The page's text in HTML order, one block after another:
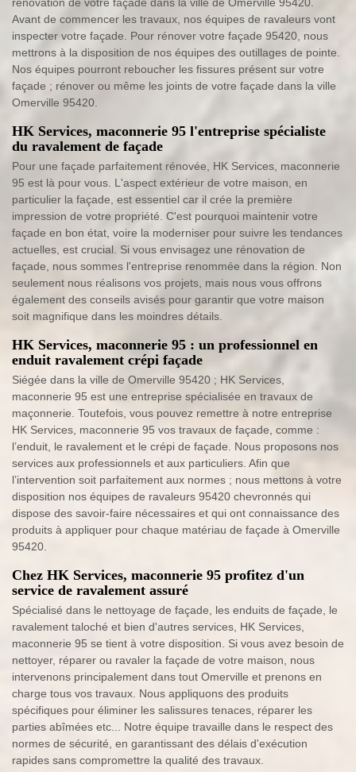
rénovation de votre façade dans la ville de Omerville 95420.
Avant de commencer les travaux, nos équipes de ravaleurs vont
inspecter votre façade. Pour rénover votre façade 95420, nous
mettrons à la disposition de nos équipes des outillages de pointe.
Nos équipes pourront reboucher les fissures présent sur votre
façade ; rénover ou même les joints de votre façade dans la ville
Omerville 95420.
HK Services, maconnerie 95 l'entreprise spécialiste
du ravalement de façade
Pour une façade parfaitement rénovée, HK Services, maconnerie
95 est là pour vous. L'aspect extérieur de votre maison, en
particulier la façade, est essentiel car il crée la première
impression de votre propriété. C'est pourquoi maintenir votre
façade en bon état, voire la moderniser pour suivre les tendances
actuelles, est crucial. Si vous envisagez une rénovation de
façade, nous sommes l'entreprise renommée dans la région. Non
seulement nous réalisons vos projets, mais nous vous offrons
également des conseils avisés pour garantir que votre maison
soit magnifique dans les moindres détails.
HK Services, maconnerie 95 : un professionnel en
enduit ravalement crépi façade
Siégée dans la ville de Omerville 95420 ; HK Services,
maconnerie 95 est une entreprise spécialisée en travaux de
maçonnerie. Toutefois, vous pouvez remettre à notre entreprise
HK Services, maconnerie 95 vos travaux de façade, comme :
l’enduit, le ravalement et le crépi de façade. Nous proposons nos
services aux professionnels et aux particuliers. Afin que
l’intervention soit parfaitement aux normes ; nous mettons à votre
disposition nos équipes de ravaleurs 95420 chevronnés qui
dispose des savoir-faire nécessaires et qui ont connaissance des
produits à appliquer pour chaque matériau de façade à Omerville
95420.
Chez HK Services, maconnerie 95 profitez d'un
service de ravalement assuré
Spécialisé dans le nettoyage de façade, les enduits de façade, le
ravalement taloché et bien d'autres services, HK Services,
maconnerie 95 se tient à votre disposition. Si vous avez besoin de
nettoyer, réparer ou ravaler la façade de votre maison, nous
intervenons principalement dans tout Omerville et prenons en
charge tous vos travaux. Nous appliquons des produits
spécifiques pour éliminer les salissures tenaces, réparer les
parties abîmées etc... Notre équipe travaille dans le respect des
normes de sécurité, en garantissant des délais d'exécution
rapides sans compromettre la qualité des travaux.